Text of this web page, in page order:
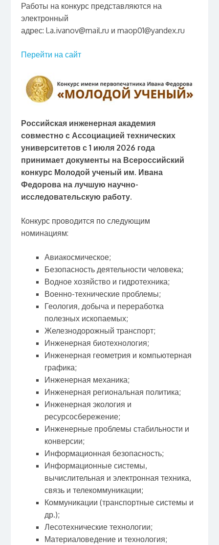
Работы на конкурс представляются на
электронный
адрес: l.a.ivanov@mail.ru и maop01@yandex.ru
Перейти на сайт
Российская инженерная академия
совместно с Ассоциацией технических
университетов с 1 июля 2026 года
принимает документы на Всероссийский
конкурс Молодой ученый им. Ивана
Федорова на лучшую научно-
исследовательскую работу.
Конкурс проводится по следующим
номинациям:
Авиакосмическое;
Безопасность деятельности человека;
Водное хозяйство и гидротехника;
Военно-технические проблемы;
Геология, добыча и переработка
полезных ископаемых;
Железнодорожный транспорт;
Инженерная биотехнология;
Инженерная геометрия и компьютерная
графика;
Инженерная механика;
Инженерная региональная политика;
Инженерная экология и
ресурсосбережение;
Инженерные проблемы стабильности и
конверсии;
Информационная безопасность;
Информационные системы,
вычислительная и электронная техника,
связь и телекоммуникации;
Коммуникации (транспортные системы и
др.);
Лесотехнические технологии;
Материаловедение и технология;